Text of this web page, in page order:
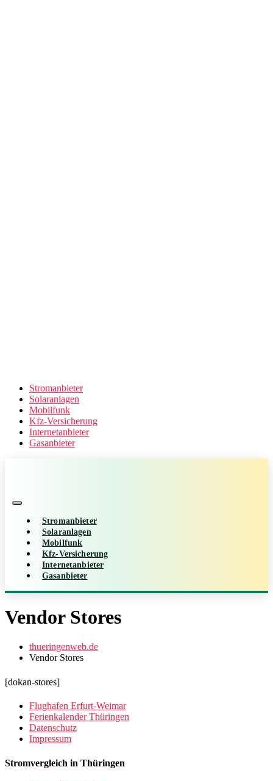
Stromanbieter
Solaranlagen
Mobilfunk
Kfz-Versicherung
Internetanbieter
Gasanbieter
Stromanbieter
Solaranlagen
Mobilfunk
Kfz-Versicherung
Internetanbieter
Gasanbieter
Vendor Stores
thueringenweb.de
Vendor Stores
[dokan-stores]
Flughafen Erfurt-Weimar
Ferienkalender Thüringen
Datenschutz
Impressum
Stromvergleich in Thüringen